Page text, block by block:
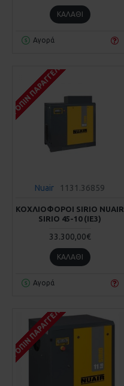
ΚΑΛΆΘΙ
Αγορά
ΚΑΤΌΠΙΝ ΠΑΡΑΓΓΕΛΊΑΣ
Nuair 1131.36859
ΚΟΧΛΙΟΦΟΡΟΙ SIRIO NUAIR
SIRIO 45-10 (IE3)
33.300,00€
ΚΑΛΆΘΙ
Αγορά
ΚΑΤΌΠΙΝ ΠΑΡΑΓΓΕΛΊΑΣ